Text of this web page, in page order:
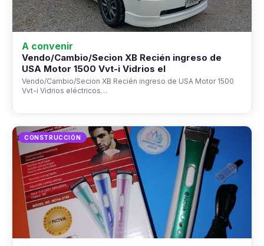
A convenir
Vendo/Cambio/Secion XB Recién ingreso de
USA Motor 1500 Vvt-i Vidrios el
Vendo/Cambio/Secion XB Recién ingreso de USA Motor 1500
Vvt-i Vidrios eléctricos…
CONSTRUCCIÓN